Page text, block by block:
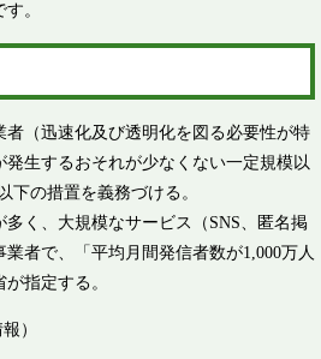
。
者（迅速化及び透明化を図る必要性が特
生するおそれが少なくない一定規模以
の措置を義務づける。
く、大規模なサービス（SNS、匿名掲
者で、「平均月間発信者数が1,000万人
指定する。
）